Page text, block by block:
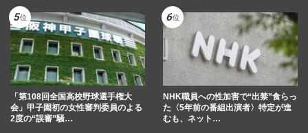
「第108回全国高校野球選手権大
会」甲子園初の女性審判委員のよる
2度の“誤審”騒…
NHK職員への性加害で“出禁”食らっ
た〈5年前の番組出演者〉特定が進
むも、ネット…